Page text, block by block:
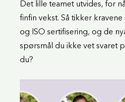
Det lille teamet utvides, for
finfin vekst. Så tikker kravene
og ISO sertifisering, og de
spørsmål du ikke vet svaret
du?